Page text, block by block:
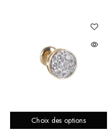
480,00 €
Choix des options